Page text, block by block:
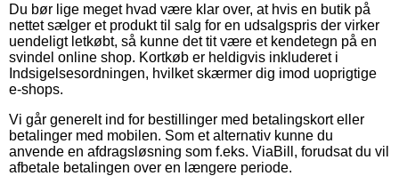
Du bør lige meget hvad være klar over, at hvis en butik på
nettet sælger et produkt til salg for en udsalgspris der virker
uendeligt letkøbt, så kunne det tit være et kendetegn på en
svindel online shop. Kortkøb er heldigvis inkluderet i
Indsigelsesordningen, hvilket skærmer dig imod uoprigtige
e-shops.
Vi går generelt ind for bestillinger med betalingskort eller
betalinger med mobilen. Som et alternativ kunne du
anvende en afdragsløsning som f.eks. ViaBill, forudsat du vil
afbetale betalingen over en længere periode.